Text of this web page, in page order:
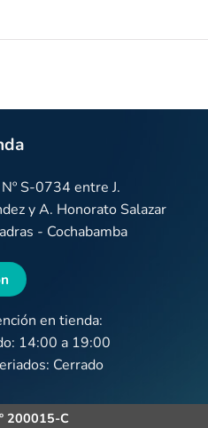
S-0734 entre J.
y A. Honorato Salazar
- Cochabamba
en tienda:
14:00 a 19:00
Cerrado
200015-C